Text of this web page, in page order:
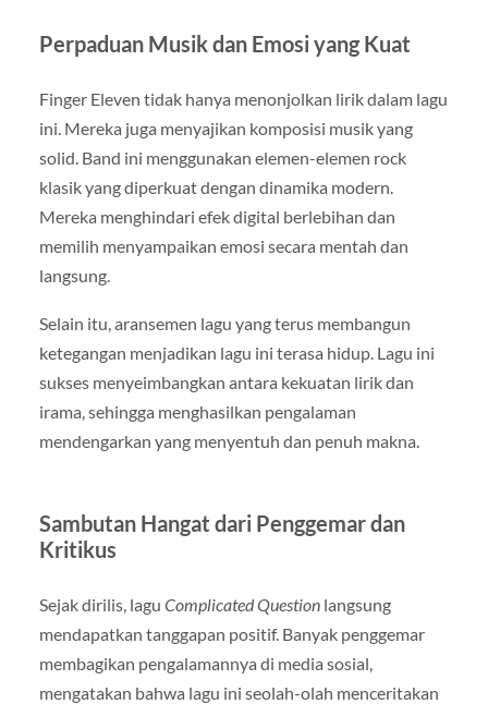
Perpaduan Musik dan Emosi yang Kuat
Finger Eleven tidak hanya menonjolkan lirik dalam lagu
ini. Mereka juga menyajikan komposisi musik yang
solid. Band ini menggunakan elemen-elemen rock
klasik yang diperkuat dengan dinamika modern.
Mereka menghindari efek digital berlebihan dan
memilih menyampaikan emosi secara mentah dan
langsung.
Selain itu, aransemen lagu yang terus membangun
ketegangan menjadikan lagu ini terasa hidup. Lagu ini
sukses menyeimbangkan antara kekuatan lirik dan
irama, sehingga menghasilkan pengalaman
mendengarkan yang menyentuh dan penuh makna.
Sambutan Hangat dari Penggemar dan
Kritikus
Sejak dirilis, lagu Complicated Questionlangsung
mendapatkan tanggapan positif. Banyak penggemar
membagikan pengalamannya di media sosial,
mengatakan bahwa lagu ini seolah-olah menceritakan